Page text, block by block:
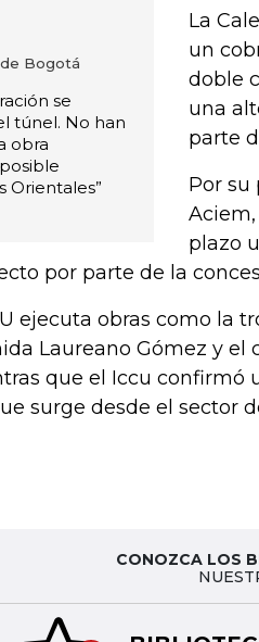
Bogotá
se
túnel. No han
obra
Orientales”
La
un
doble
una
parte
Por su
plazo
por parte de la
ejecuta obras como la
Laureano Gómez y el
que el Iccu confirmó
surge desde el sector
CONOZCA LOS